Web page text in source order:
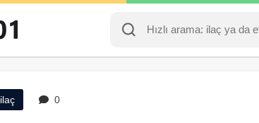
ilaç 0